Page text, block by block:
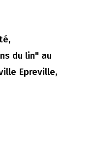
du lin" au
Epreville,